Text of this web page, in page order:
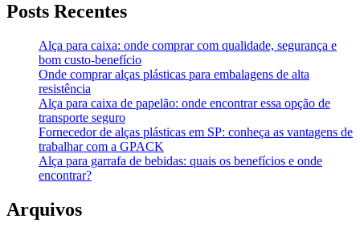
Posts Recentes
Alça para caixa: onde comprar com qualidade, segurança e
bom custo-benefício
Onde comprar alças plásticas para embalagens de alta
resistência
Alça para caixa de papelão: onde encontrar essa opção de
transporte seguro
Fornecedor de alças plásticas em SP: conheça as vantagens de
trabalhar com a GPACK
Alça para garrafa de bebidas: quais os benefícios e onde
encontrar?
Arquivos